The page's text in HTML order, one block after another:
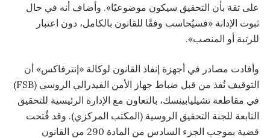
على ثقة بأن التحقيق سيكون موضوعيًا». وأضاف أنه في حال
ثبوت الإدانة «فسيُحاسب وفقًا للقانون بالكامل، دون اعتبار
للرتبة أو المنصب».
وأفادت مصادر في أجهزة إنفاذ القانون لوكالة «إنترفاكس» أن
التوقيف نُفذ من قبل ضباط جهاز الأمن الفيدرالي الروسي (FSB)
في مقاطعة تشيليابينسك، بالتعاون مع الإدارة الرئيسية للتحقيق
التابعة للجنة التحقيق الروسية (المكتب المركزي). وقد فُتحت
قضية بموجب الجزء السادس من المادة 290 من القانون